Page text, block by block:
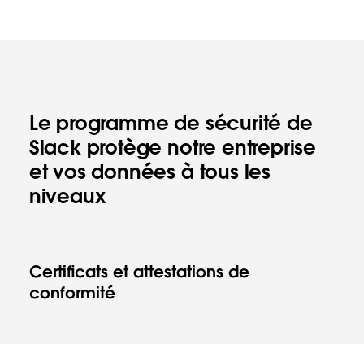
Le programme de sécurité de
Slack protège notre entreprise
et vos données à tous les
niveaux
Certificats et attestations de
conformité